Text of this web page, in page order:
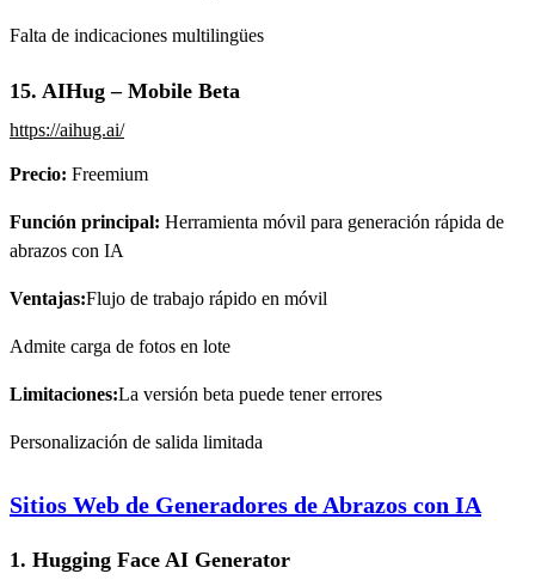
Falta de indicaciones multilingües
15. AIHug – Mobile Beta
https://aihug.ai/
Precio: Freemium
Función principal: Herramienta móvil para generación rápida de
abrazos con IA
Ventajas:Flujo de trabajo rápido en móvil
Admite carga de fotos en lote
Limitaciones:La versión beta puede tener errores
Personalización de salida limitada
Sitios Web de Generadores de Abrazos con IA
1. Hugging Face AI Generator